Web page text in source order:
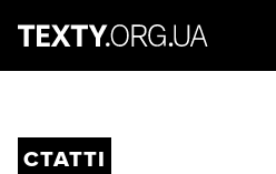
СТАТТІ